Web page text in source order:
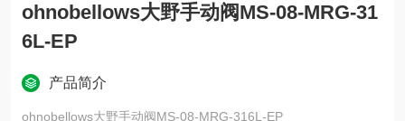
ohnobellows大野手动阀MS-08-MRG-31
6L-EP
产品简介
ohnobellows大野手动阀MS-08-MRG-316L-EP